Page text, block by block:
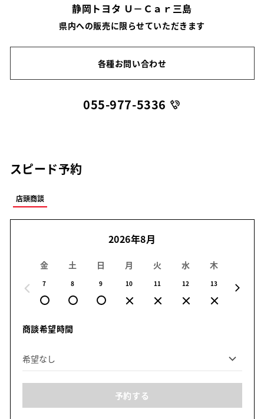
静岡トヨタ Ｕ－Ｃａｒ三島
県内への販売に限らせていただきます
各種お問い合わせ
055-977-5336
スピード予約
店頭商談
2026年8月
金
7
土
8
日
9
月
10
火
11
水
12
木
13
商談希望時間
予約する